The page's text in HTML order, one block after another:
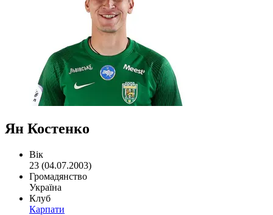
Ян Костенко
Вік
23 (04.07.2003)
Громадянство
Україна
Клуб
Карпати